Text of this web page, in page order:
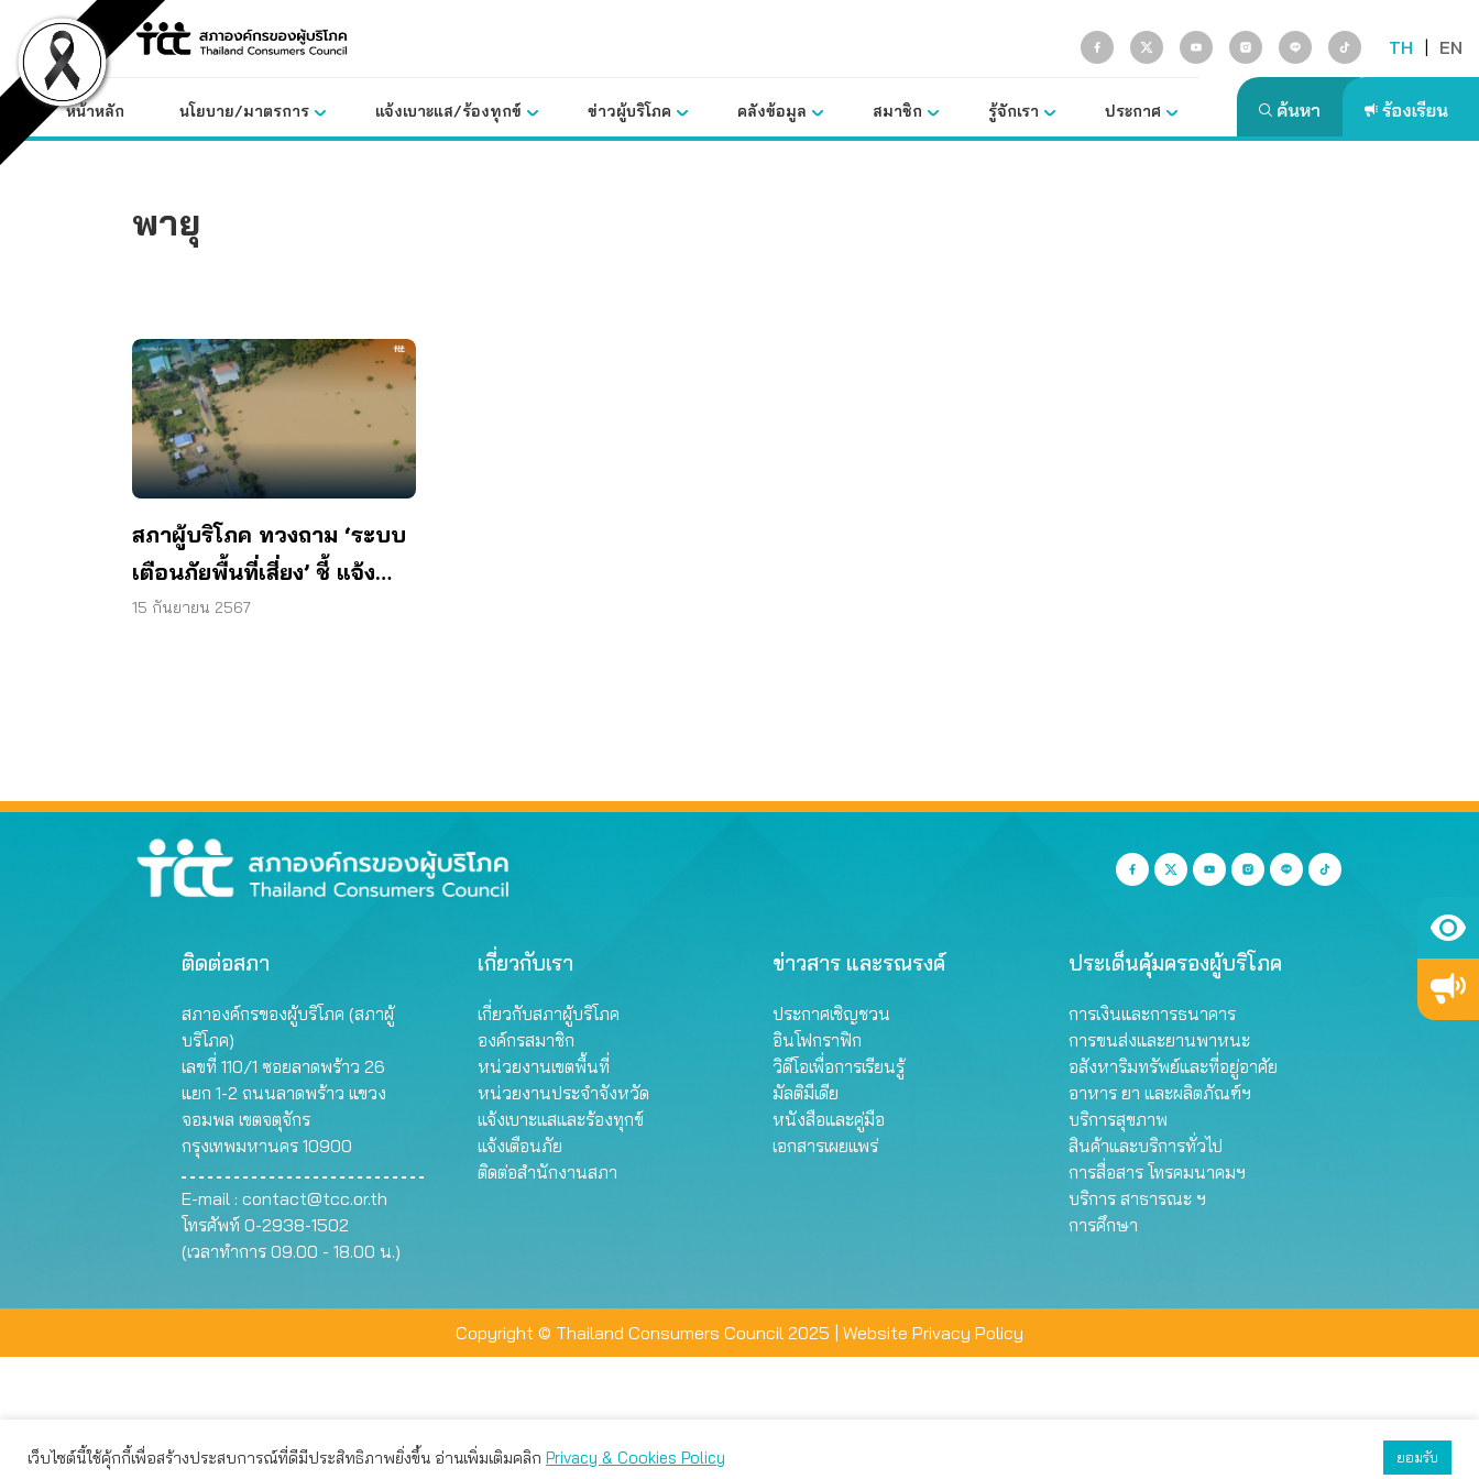
content
TH | EN
หน้าหลัก นโยบาย/มาตรการ แจ้งเบาะแส/ร้องทุกข์ ข่าวผู้บริโภค คลังข้อมูล สมาชิก รู้จักเรา ประกาศ
พายุ
สภาผู้บริโภค ทวงถาม ‘ระบบ
เตือนภัยพื้นที่เสี่ยง’ ชี้ แจ้ง
ผ่านแอปฯ ไลน์ ยังไม่พอ
15 กันยายน 2567
ติดต่อสภา
สภาองค์กรของผู้บริโภค (สภาผู้
บริโภค)
เลขที่ 110/1 ซอยลาดพร้าว 26
แยก 1-2 ถนนลาดพร้าว แขวง
จอมพล เขตจตุจักร
กรุงเทพมหานคร 10900
E-mail : contact@tcc.or.th
โทรศัพท์ 0-2938-1502
(เวลาทำการ 09.00 - 18.00 น.)
เกี่ยวกับเรา
เกี่ยวกับสภาผู้บริโภค
องค์กรสมาชิก
หน่วยงานเขตพื้นที่
หน่วยงานประจำจังหวัด
แจ้งเบาะแสและร้องทุกข์
แจ้งเตือนภัย
ติดต่อสำนักงานสภา
ข่าวสาร และรณรงค์
ประกาศเชิญชวน
อินโฟกราฟิก
วิดีโอเพื่อการเรียนรู้
มัลติมีเดีย
หนังสือและคู่มือ
เอกสารเผยแพร่
ประเด็นคุ้มครองผู้บริโภค
การเงินและการธนาคาร
การขนส่งและยานพาหนะ
อสังหาริมทรัพย์และที่อยู่อาศัย
อาหาร ยา และผลิตภัณฑ์ฯ
บริการสุขภาพ
สินค้าและบริการทั่วไป
การสื่อสาร โทรคมนาคมฯ
บริการ สาธารณะ ฯ
การศึกษา
Copyright © Thailand Consumers Council 2025 | Website Privacy Policy
เว็บไซต์นี้ใช้คุ้กกี้เพื่อสร้างประสบการณ์ที่ดีมีประสิทธิภาพยิ่งขึ้น อ่านเพิ่มเติมคลิก Privacy & Cookies Policy ยอมรับ
เว็บไซต์นี้ใช้คุกกี้เพื่อมอบประสบการณ์การใช้งานที่ดีให้แก่ท่าน คุณสามารถเลือกตั้งค่าความเป็นส่วนตัวได้